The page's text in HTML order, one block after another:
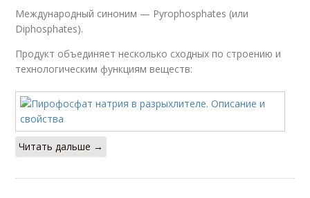
Международный синоним — Pyrophosphates (или
Diphosphates).
Продукт объединяет несколько сходных по строению и
технологическим функциям веществ:
Читать дальше →